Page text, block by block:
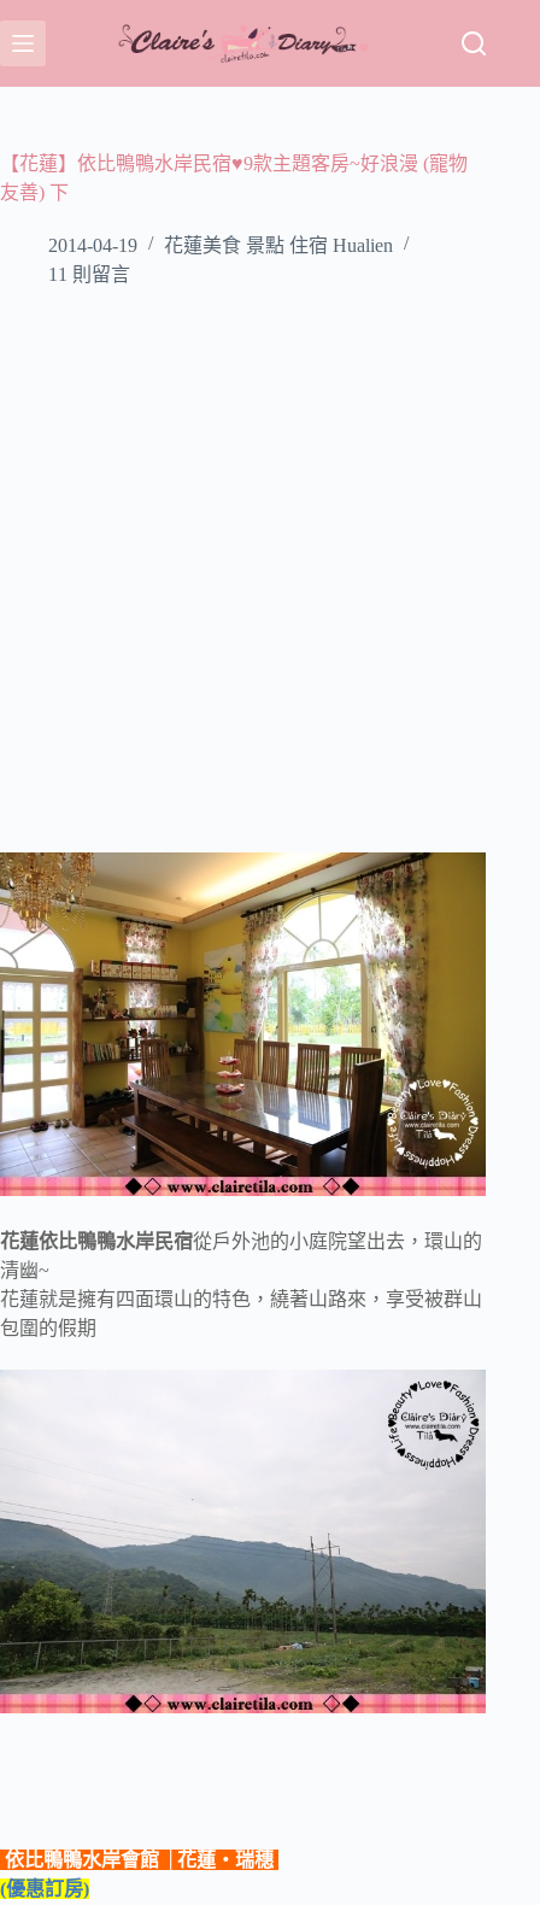
至
主
容【花蓮】依比鴨鴨水岸民宿♥9款主題客房~好浪漫 (寵物
友善) 下
2014-04-19
花蓮美食 景點 住宿 Hualien
11 則留言
花蓮依比鴨鴨水岸民宿從戶外池的小庭院望出去，環山的
清幽~
花蓮就是擁有四面環山的特色，繞著山路來，享受被群山
包圍的假期
依比鴨鴨水岸會館 │花蓮‧瑞穗
(優惠訂房)